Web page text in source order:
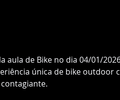
de Bike no dia 04/01/
única de bike outdoor